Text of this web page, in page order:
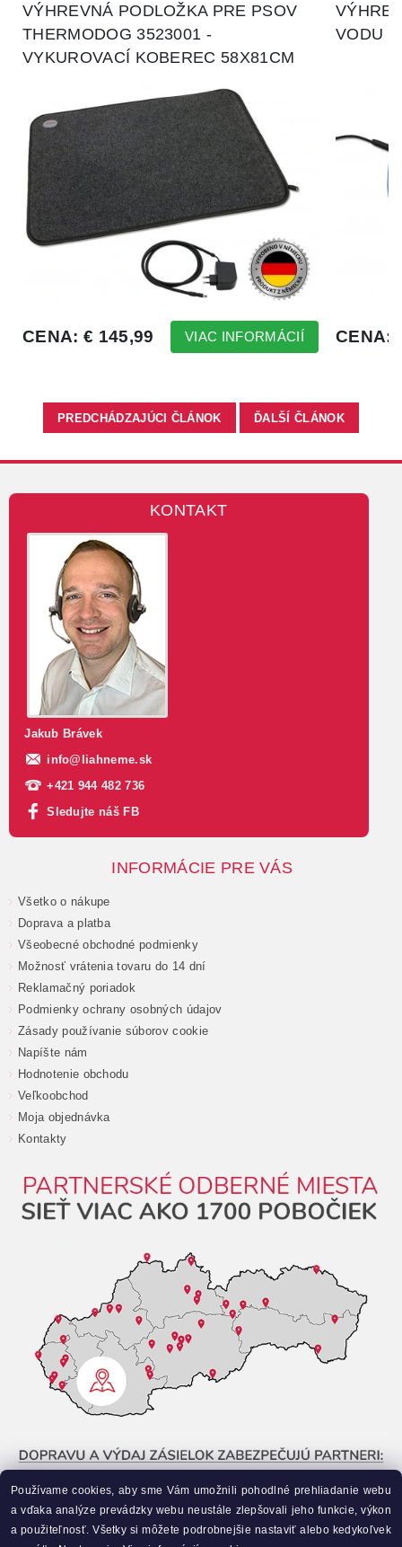
PREDCHÁDZAJÚCI ČLÁNOK ĎALŠÍ ČLÁNOK
KONTAKT
Jakub Brávek
info@ liahneme.sk
+421 944 482 736
Sledujte náš FB
INFORMÁCIE PRE VÁS
Všetko o nákupe
Doprava a platba
Všeobecné obchodné podmienky
Možnosť vrátenia tovaru do 14 dní
Reklamačný poriadok
Podmienky ochrany osobných údajov
Zásady používanie súborov cookie
Napíšte nám
Hodnotenie obchodu
Veľkoobchod
Moja objednávka
Kontakty
Používame cookies, aby sme Vám umožnili pohodlné prehliadanie webu
a vďaka analýze prevádzky webu neustále zlepšovali jeho funkcie, výkon
a použiteľnosť. Všetky si môžete podrobnejšie nastaviť alebo kedykoľvek